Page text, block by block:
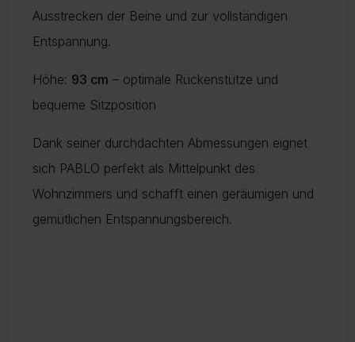
Ausstrecken der Beine und zur vollständigen
Entspannung.
Höhe: 93 cm – optimale Rückenstütze und
bequeme Sitzposition
Dank seiner durchdachten Abmessungen eignet
sich PABLO perfekt als Mittelpunkt des
Wohnzimmers und schafft einen geräumigen und
gemütlichen Entspannungsbereich.